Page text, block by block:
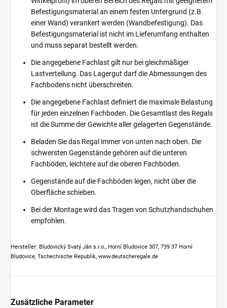
Befestigungsmaterial an einem festen Untergrund (z.B.
einer Wand) verankert werden (Wandbefestigung). Das
Befestigungsmaterial ist nicht im Lieferumfang enthalten
und muss separat bestellt werden.
Die angegebene Fachlast gilt nur bei gleichmäßiger
Lastverteilung. Das Lagergut darf die Abmessungen des
Fachbodens nicht überschreiten.
Die angegebene Fachlast definiert die maximale Belastung
für jeden einzelnen Fachboden. Die Gesamtlast des Regals
ist die Summe der Gewichte aller gelagerten Gegenstände.
Beladen Sie das Regal immer von unten nach oben. Die
schwersten Gegenstände gehören auf die unteren
Fachböden, leichtere auf die oberen Fachböden.
Gegenstände auf die Fachböden legen, nicht über die
Oberfläche schieben.
Bei der Montage wird das Tragen von Schutzhandschuhen
empfohlen.
Hersteller: Bludovický Svatý Ján s.r.o., Horní Bludovice 307, 739 37 Horní
Bludovice, Tschechische Republik, www.deutscheregale.de
Zusätzliche Parameter